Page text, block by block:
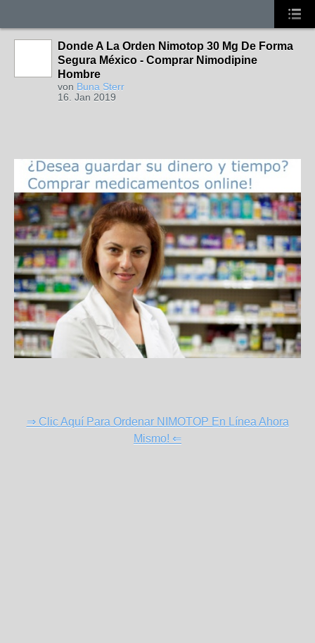
Donde A La Orden Nimotop 30 Mg De Forma
Segura México - Comprar Nimodipine
Hombre
von Buna Sterr
16. Jan 2019
⇒ Clic Aquí Para Ordenar NIMOTOP En Línea Ahora
Mismo! ⇐